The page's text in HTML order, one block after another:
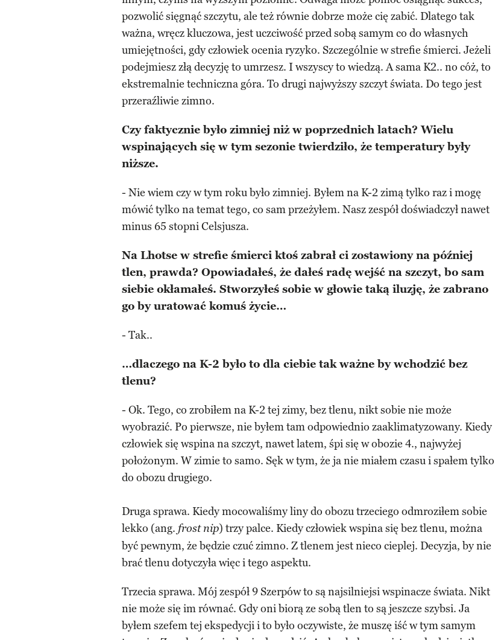
pozwolić sięgnąć szczytu, ale też równie dobrze może cię zabić. Dlatego tak
ważna, wręcz kluczowa, jest uczciwość przed sobą samym co do własnych
umiejętności, gdy człowiek ocenia ryzyko. Szczególnie w strefie śmierci. Jeżeli
podejmiesz złą decyzję to umrzesz. I wszyscy to wiedzą. A sama K2.. no cóż, to
ekstremalnie techniczna góra. To drugi najwyższy szczyt świata. Do tego jest
przeraźliwie zimno.
Czy faktycznie było zimniej niż w poprzednich latach? Wielu
wspinających się w tym sezonie twierdziło, że temperatury były
niższe.
- Nie wiem czy w tym roku było zimniej. Byłem na K-2 zimą tylko raz i mogę
mówić tylko na temat tego, co sam przeżyłem. Nasz zespół doświadczył nawet
minus 65 stopni Celsjusza.
Na Lhotse w strefie śmierci ktoś zabrał ci zostawiony na później
tlen, prawda? Opowiadałeś, że dałeś radę wejść na szczyt, bo sam
siebie okłamałeś. Stworzyłeś sobie w głowie taką iluzję, że zabrano
go by uratować komuś życie…
- Tak..
…dlaczego na K-2 było to dla ciebie tak ważne by wchodzić bez
tlenu?
- Ok. Tego, co zrobiłem na K-2 tej zimy, bez tlenu, nikt sobie nie może
wyobrazić. Po pierwsze, nie byłem tam odpowiednio zaaklimatyzowany. Kiedy
człowiek się wspina na szczyt, nawet latem, śpi się w obozie 4., najwyżej
położonym. W zimie to samo. Sęk w tym, że ja nie miałem czasu i spałem tylko
do obozu drugiego.
Druga sprawa. Kiedy mocowaliśmy liny do obozu trzeciego odmroziłem sobie
lekko (ang. frost nip) trzy palce. Kiedy człowiek wspina się bez tlenu, można
być pewnym, że będzie czuć zimno. Z tlenem jest nieco cieplej. Decyzja, by nie
brać tlenu dotyczyła więc i tego aspektu.
Trzecia sprawa. Mój zespół 9 Szerpów to są najsilniejsi wspinacze świata. Nikt
nie może się im równać. Gdy oni biorą ze sobą tlen to są jeszcze szybsi. Ja
byłem szefem tej ekspedycji i to było oczywiste, że muszę iść w tym samym